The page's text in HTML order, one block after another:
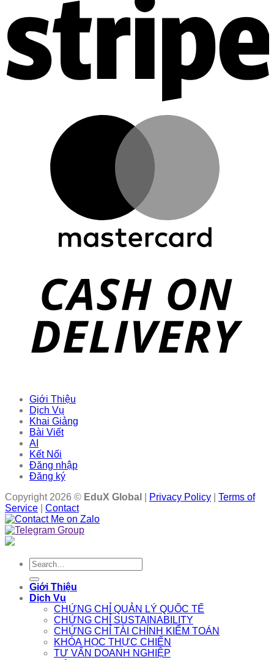
Giới Thiệu
Dịch Vụ
Khai Giảng
Bài Viết
AI
Kết Nối
Đăng nhập
Đăng ký
Copyright 2026 © EduX Global Privacy Policy
Terms of
Service
Contact
Search
for:
Giới Thiệu
Dịch Vụ
CHỨNG CHỈ QUẢN LÝ QUỐC TẾ
CHỨNG CHỈ SUSTAINABILITY
CHỨNG CHỈ TÀI CHÍNH KIỂM TOÁN
KHÓA HỌC THỰC CHIẾN
TƯ VẤN DOANH NGHIỆP